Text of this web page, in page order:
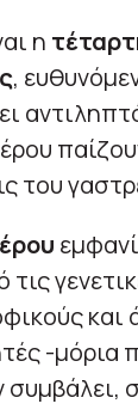
η
,
του
και
-μόρια
συμβάλει,